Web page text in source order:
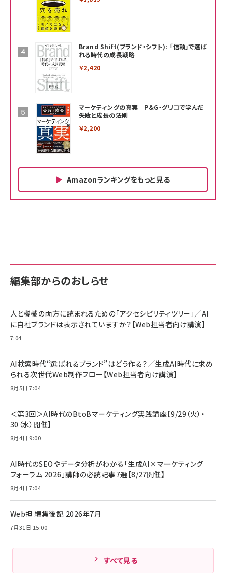
Brand Shift(ブランド・シフト): 「信頼」で選ば
れる時代の成長戦略
￥2,420
マーケティングの真実 P&G・グリコで学んだ
失敗と成長の法則
￥2,200
Amazonランキングをもっと見る
￥880
anan(アンアン)2026/06/24号 No.2500増刊
スペシャルエディション[王道エンタメの矜持／
￥1,100
年後半、あなたの恋と運命／山田涼介]
￥880
Amazonランキングをもっと見る
サポート正規品 メーカー保証5年 KLMEA128G
NIMASO ガラスフィルム iPhone 17 用 保護フィ
すい ガイド枠付き いPhone17 (6.3インチ) 対応
2枚セット DSP25F1698
￥1,599
【New】Amazon Fire TV Stick HD | 手軽にスト
レイヤー
￥6,980
Anker Soundcore P31i (Bluetooth 6.1) 【完
全ワイヤレスイヤホン/アクティブノイズキャンセリ
ング/マルチポイント接続 / 最大50時間再生 / PSE
Anker PowerLine III Flow USB-C & USB-C
ケーブル Anker絡まないケーブル 240W 結束バン
ド付き USB PD対応 シリコン素材採用 iPhone
17 / 16 / 15 / Galaxy iPad Pro MacBook
Amazonランキングをもっと見る
サポート正規品 メーカー保証5年 KLMEA128G
Amazon eギフトカード - Amazonロゴ - クラ
￥5,000
ケーブル Anker絡まないケーブル 240W 結束バン
17 / 16 / 15 / Galaxy iPad Pro MacBook
Pro/Air 各種対応 (1.8m ミッドナイトブラック)
￥1,890
キャンペーン】
￥4,857
編集部からのおしらせ
人と機械の両方に読まれるための「アクセシビリティツリー」／AI
に自社ブランドは表示されていますか？【Web担当者向け講演】
7:04
AI検索時代“選ばれるブランド”はどう作る？／生成AI時代に求め
られる次世代Web制作フロー【Web担当者向け講演】
8月5日 7:04
＜第3回＞AI時代のBtoBマーケティング実践講座【9/29（火）・
30（水）開催】
8月4日 9:00
AI時代のSEOやデータ分析がわかる「生成AI×マーケティング
フォーラム 2026」講師の必読記事7選【8/27開催】
8月4日 7:04
Web担 編集後記 2026年7月
7月31日 15:00
すべて見る